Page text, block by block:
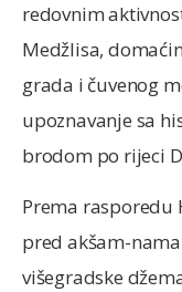
redovnim
Medžlisa,
grada i čuvenog
upoznavanje sa
brodom po rijeci
Prema rasporedu
pred akšam-
višegradske